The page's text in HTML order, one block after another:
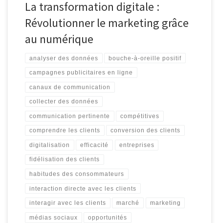
La transformation digitale :
Révolutionner le marketing grâce
au numérique
analyser des données bouche-à-oreille positif
campagnes publicitaires en ligne
canaux de communication
collecter des données
communication pertinente compétitives
comprendre les clients conversion des clients
digitalisation efficacité entreprises
fidélisation des clients
habitudes des consommateurs
interaction directe avec les clients
interagir avec les clients marché marketing
médias sociaux opportunités